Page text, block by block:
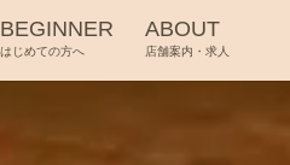
BEGINNER
はじめての方へ
ABOUT
店舗案内・求人